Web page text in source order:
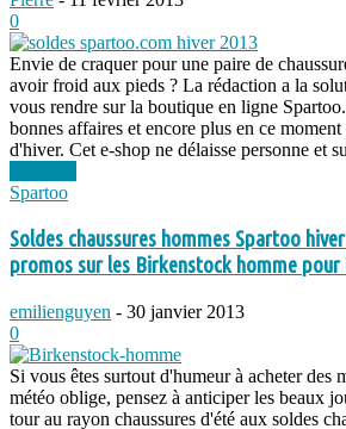
0
Envie de craquer pour une paire de
avoir froid aux pieds ? La rédaction a la
vous rendre sur la boutique en ligne
bonnes affaires et encore plus en ce
d'hiver. Cet e-shop ne délaisse personne et
Spartoo
Soldes chaussures hommes Spartoo
promos sur les Birkenstock homme
emilienguyen - 30 janvier 2013
0
Si vous êtes surtout d'humeur à acheter des
météo oblige, pensez à anticiper les beaux
tour au rayon chaussures d'été aux soldes